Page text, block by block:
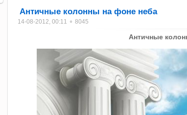
Античные колонны на фоне неба
14-08-2012, 00:11 ⚬ 8045
Античные